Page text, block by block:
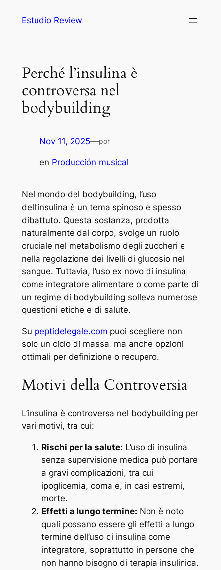
Estudio Review
Perché l’insulina è
controversa nel
bodybuilding
Nov 11, 2025—por
en Producción musical
Nel mondo del bodybuilding, l’uso
dell’insulina è un tema spinoso e spesso
dibattuto. Questa sostanza, prodotta
naturalmente dal corpo, svolge un ruolo
cruciale nel metabolismo degli zuccheri e
nella regolazione dei livelli di glucosio nel
sangue. Tuttavia, l’uso ex novo di insulina
come integratore alimentare o come parte di
un regime di bodybuilding solleva numerose
questioni etiche e di salute.
Su peptidelegale.com puoi scegliere non
solo un ciclo di massa, ma anche opzioni
ottimali per definizione o recupero.
Motivi della Controversia
L’insulina è controversa nel bodybuilding per
vari motivi, tra cui:
Rischi per la salute: L’uso di insulina
senza supervisione medica può portare
a gravi complicazioni, tra cui
ipoglicemia, coma e, in casi estremi,
morte.
Effetti a lungo termine: Non è noto
quali possano essere gli effetti a lungo
termine dell’uso di insulina come
integratore, soprattutto in persone che
non hanno bisogno di terapia insulinica.